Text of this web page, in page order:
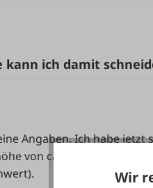
kann ich damit
Angaben. Ich habe jetzt
von ca. 33 cm
Wir